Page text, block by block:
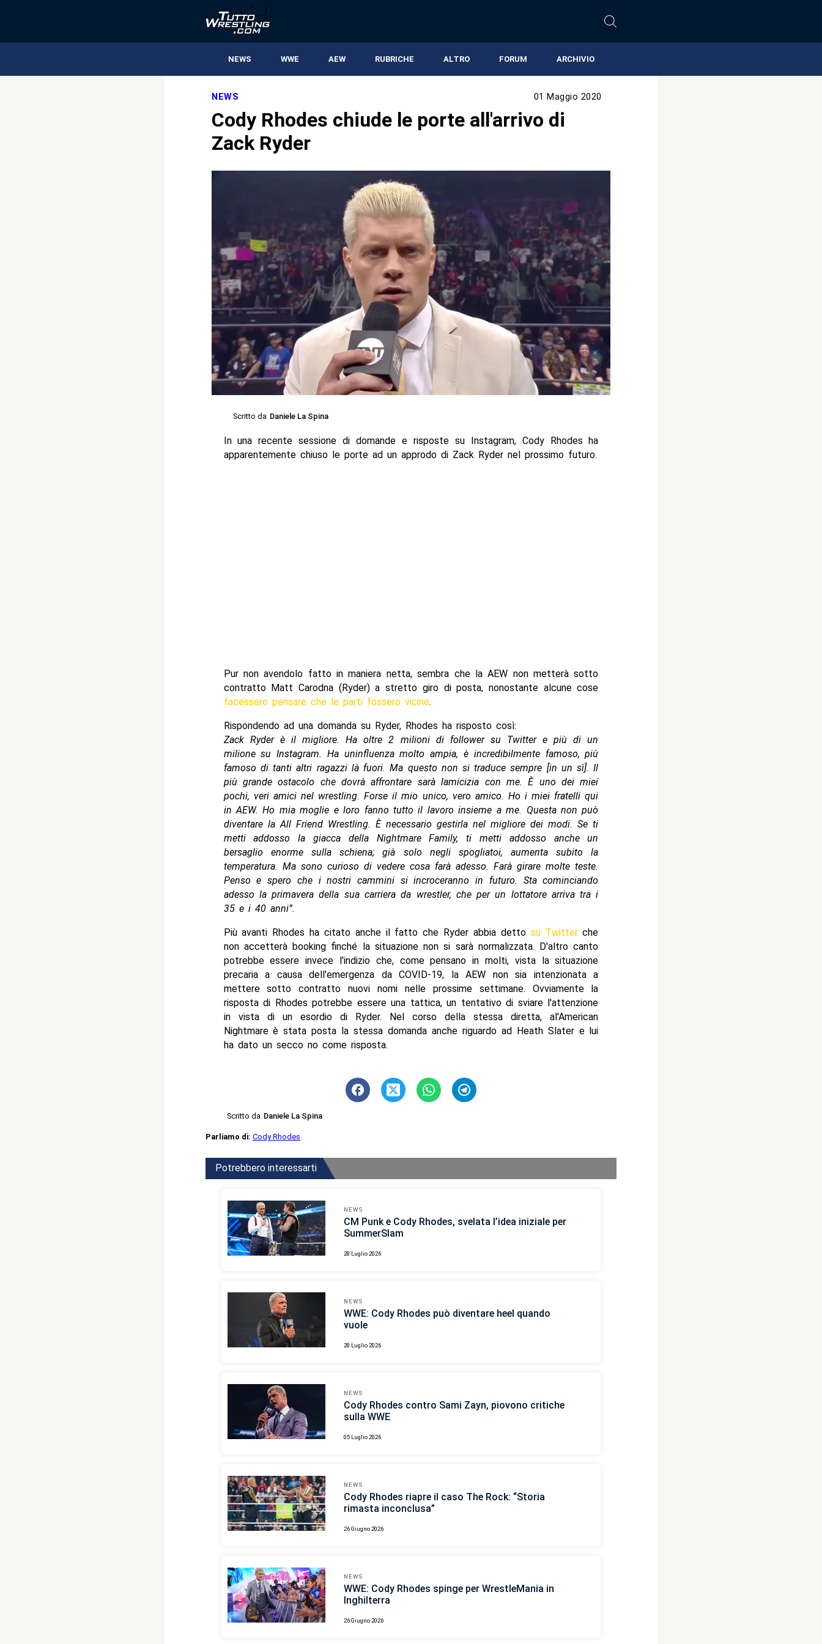
NEWS WWE AEW RUBRICHE ALTRO FORUM ARCHIVIO
NEWS 01 Maggio 2020
Cody Rhodes chiude le porte all'arrivo di
Zack Ryder
Scritto da Daniele La Spina
In una recente sessione di domande e risposte su Instagram, Cody Rhodes ha
apparentemente chiuso le porte ad un approdo di Zack Ryder nel prossimo futuro.
Pur non avendolo fatto in maniera netta, sembra che la AEW non metterà sotto
contratto Matt Carodna (Ryder) a stretto giro di posta, nonostante alcune cose
facessero pensare che le parti fossero vicine.
Rispondendo ad una domanda su Ryder, Rhodes ha risposto così:
Zack Ryder è il migliore. Ha oltre 2 milioni di follower su Twitter e più di un
milione su Instagram. Ha uninfluenza molto ampia, è incredibilmente famoso, più
famoso di tanti altri ragazzi là fuori. Ma questo non si traduce sempre [in un sì]. Il
più grande ostacolo che dovrà affrontare sarà lamicizia con me. È uno dei miei
pochi, veri amici nel wrestling. Forse il mio unico, vero amico. Ho i miei fratelli qui
in AEW. Ho mia moglie e loro fanno tutto il lavoro insieme a me. Questa non può
diventare la All Friend Wrestling. È necessario gestirla nel migliore dei modi. Se ti
metti addosso la giacca della Nightmare Family, ti metti addosso anche un
bersaglio enorme sulla schiena; già solo negli spogliatoi, aumenta subito la
temperatura. Ma sono curioso di vedere cosa farà adesso. Farà girare molte teste.
Penso e spero che i nostri cammini si incroceranno in futuro. Sta cominciando
adesso la primavera della sua carriera da wrestler, che per un lottatore arriva tra i
35 e i 40 anni”.
Più avanti Rhodes ha citato anche il fatto che Ryder abbia detto su Twitterche
non accetterà booking finché la situazione non si sarà normalizzata. D'altro canto
potrebbe essere invece l'indizio che, come pensano in molti, vista la situazione
precaria a causa dell'emergenza da COVID-19, la AEW non sia intenzionata a
mettere sotto contratto nuovi nomi nelle prossime settimane. Ovviamente la
risposta di Rhodes potrebbe essere una tattica, un tentativo di sviare l'attenzione
in vista di un esordio di Ryder. Nel corso della stessa diretta, al'American
Nightmare è stata posta la stessa domanda anche riguardo ad Heath Slater e lui
ha dato un secco no come risposta.
Scritto da Daniele La Spina
Parliamo di: Cody Rhodes
Potrebbero interessarti
NEWS
CM Punk e Cody Rhodes, svelata l’idea iniziale per
SummerSlam
28 Luglio 2026
NEWS
WWE: Cody Rhodes può diventare heel quando
vuole
28 Luglio 2026
NEWS
Cody Rhodes contro Sami Zayn, piovono critiche
sulla WWE
05 Luglio 2026
NEWS
Cody Rhodes riapre il caso The Rock: “Storia
rimasta inconclusa”
26 Giugno 2026
NEWS
WWE: Cody Rhodes spinge per WrestleMania in
Inghilterra
26 Giugno 2026